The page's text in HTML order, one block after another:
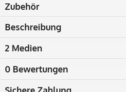
Zubehör
Beschreibung
2 Medien
0 Bewertungen
Sichere Zahlung